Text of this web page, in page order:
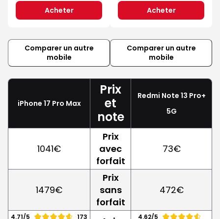
Acheter Acheter
Comparer un autre
mobile
Comparer un autre
mobile
iPhone 17 Pro Max
Prix
et
note
Redmi Note 13 Pro+
5G
1041€
Prix
avec
forfait
73€
1479€
Prix
sans
forfait
472€
4.71/5
173
4.62/5